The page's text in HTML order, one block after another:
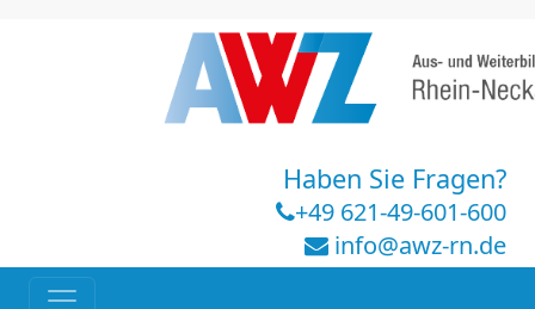
Haben Sie Fragen?
+49 621-49-601-600
info@awz-rn.de